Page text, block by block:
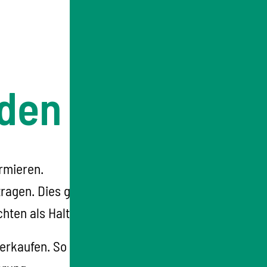
Dies gilt so lange, bis Ihr Fahrzeug
als Halterin oder Halter.
So schützen Sie sich am besten vor